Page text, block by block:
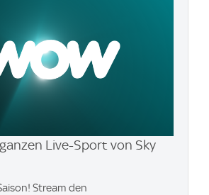
Live-Sport von Sky
Stream den